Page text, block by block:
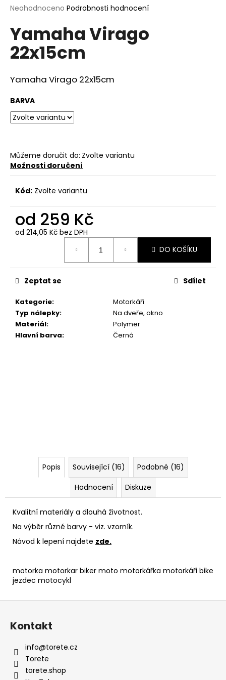
Průměrné
produktu
je
0,0
z
hvězdiček.
Neohodnoceno Podrobnosti hodnocení
Yamaha Virago
22x15cm
Yamaha Virago 22x15cm
BARVA
Můžeme doručit do: Zvolte variantu
Možnosti doručení
Kód: Zvolte variantu
od 259 Kč
od 214,05 Kč bez DPH
DO KOŠÍKU
Kategorie:
Motorkáři
Typ nálepky:
Na dveře, okno
Materiál:
Polymer
Hlavní barva: Černá
Zeptat se Sdílet
Popis Související (16)
Podobné (16)
Hodnocení
Diskuze
Kvalitní materiály a dlouhá životnost.
Na výběr různé barvy - viz. vzorník.
Návod k lepení najdete zde.
motorka motorkar biker moto motorkářka motorkáři bike
jezdec motocykl
a
j
í
t
D
o
o
r
u
č
u
m
e
NÁLEPKA
PODLE
FOTKY
Z
Kontakt
info@torete.cz
Torete
torete.shop